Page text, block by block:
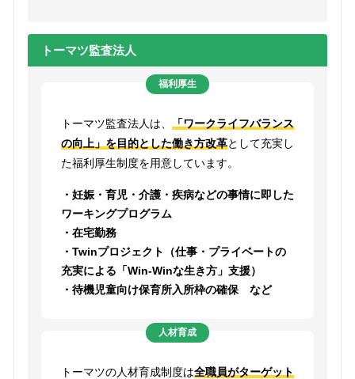
トーマツ監査法人
福利厚生
トーマツ監査法人は、
「ワークライフバランス
の向上」を目的とした働き方改革として充実し
た福利厚生制度を用意しています。
・妊娠・育児・介護・疾病などの事情に即した
ワーキングプログラム
・在宅勤務
・Twinプロジェクト（仕事・プライベートの
充実による「Win-Winな生き方」支援）
・待機児童向け保育所入所枠の確保 など
人材育成
トーマツの人材育成制度は全職員がターゲット